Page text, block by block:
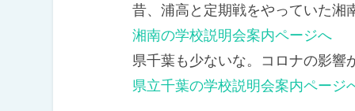
昔、浦高と定期戦をやっていた湘
湘南の学校説明会案内ページへ
県千葉も少ないな。コロナの影響
県立千葉の学校説明会案内ページ